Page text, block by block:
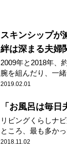
スキンシップが
絆は深まる夫婦
2009年と2018年、
腕を組んだり、一
2019.02.01
「お風呂は毎
リビングくらしナ
ところ、最も多か
2018.11.02